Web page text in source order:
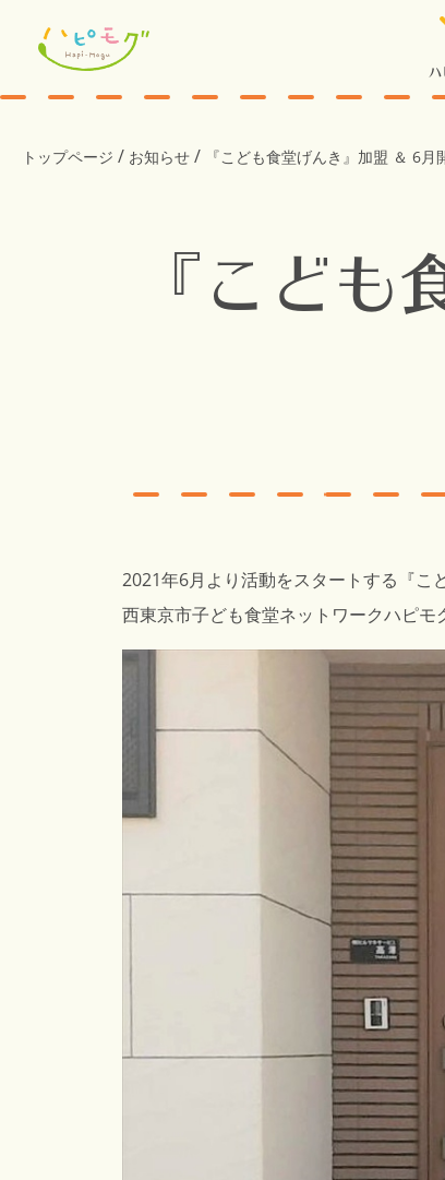
トップページ / お知らせ / 『こども食堂げんき』加盟 ＆ 6月
『こども
2021年6月より活動をスタートする『こ
西東京市子ども食堂ネットワークハピ